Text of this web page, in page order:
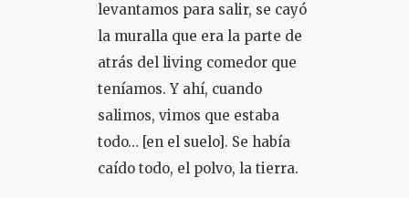
levantamos para salir, se cayó
la muralla que era la parte de
atrás del living comedor que
teníamos. Y ahí, cuando
salimos, vimos que estaba
todo… [en el suelo]. Se había
caído todo, el polvo, la tierra.